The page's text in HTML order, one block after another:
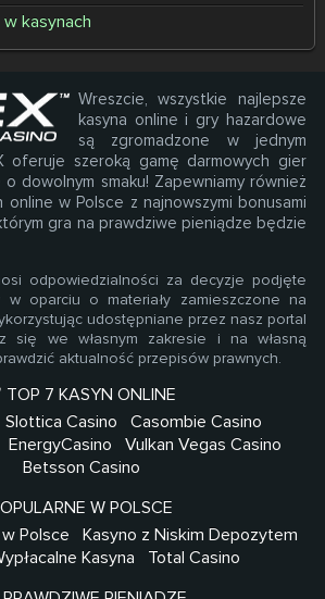
kasynach
Wreszcie, wszystkie najlepsze
kasyna online i gry hazardowe
są zgromadzone w jednym
oferuje szeroką gamę darmowych gier
dowolnym smaku! Zapewniamy również
online w Polsce z najnowszymi bonusami
gra na prawdziwe pieniądze będzie
odpowiedzialności za decyzje podjęte
w oparciu o materiały zamieszczone na
udostępniane przez nasz portal
się we własnym zakresie i na własną
aktualność przepisów prawnych.
TOP 7 KASYN ONLINE
Slottica Casino
Casombie Casino
EnergyCasino
Vulkan Vegas Casino
Betsson Casino
W POLSCE
Polsce
Kasyno z Niskim Depozytem
Kasyna
Total Casino